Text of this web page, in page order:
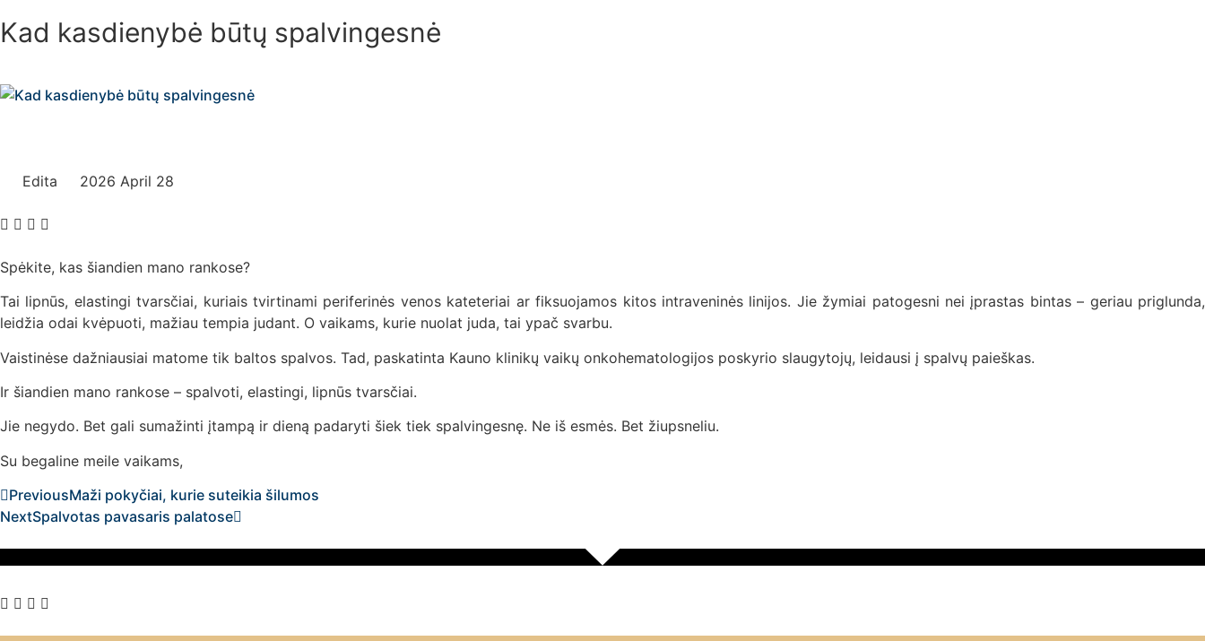
Kad kasdienybė būtų spalvingesnė
Edita 2026 April 28
Spėkite, kas šiandien mano rankose?
Tai lipnūs, elastingi tvarsčiai, kuriais tvirtinami periferinės venos kateteriai ar fiksuojamos kitos intraveninės linijos. Jie žymiai patogesni nei įprastas bintas – geriau priglunda,
leidžia odai kvėpuoti, mažiau tempia judant. O vaikams, kurie nuolat juda, tai ypač svarbu.
Vaistinėse dažniausiai matome tik baltos spalvos. Tad, paskatinta Kauno klinikų vaikų onkohematologijos poskyrio slaugytojų, leidausi į spalvų paieškas.
Ir šiandien mano rankose – spalvoti, elastingi, lipnūs tvarsčiai.
Jie negydo. Bet gali sumažinti įtampą ir dieną padaryti šiek tiek spalvingesnę. Ne iš esmės. Bet žiupsneliu.
Su begaline meile vaikams,
PreviousMaži pokyčiai, kurie suteikia šilumos
NextSpalvotas pavasaris palatose